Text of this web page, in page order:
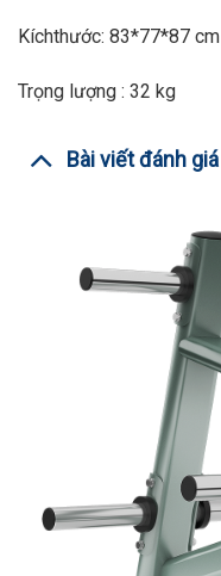
Kíchthước: 83*77*87 cm
Trọng lượng : 32 kg
Bài viết đánh giá